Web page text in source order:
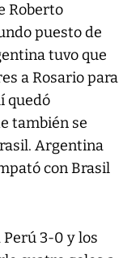
Roberto
puesto de
tuvo que
a Rosario para
quedó
también se
Argentina
con Brasil
Perú 3-0 y los